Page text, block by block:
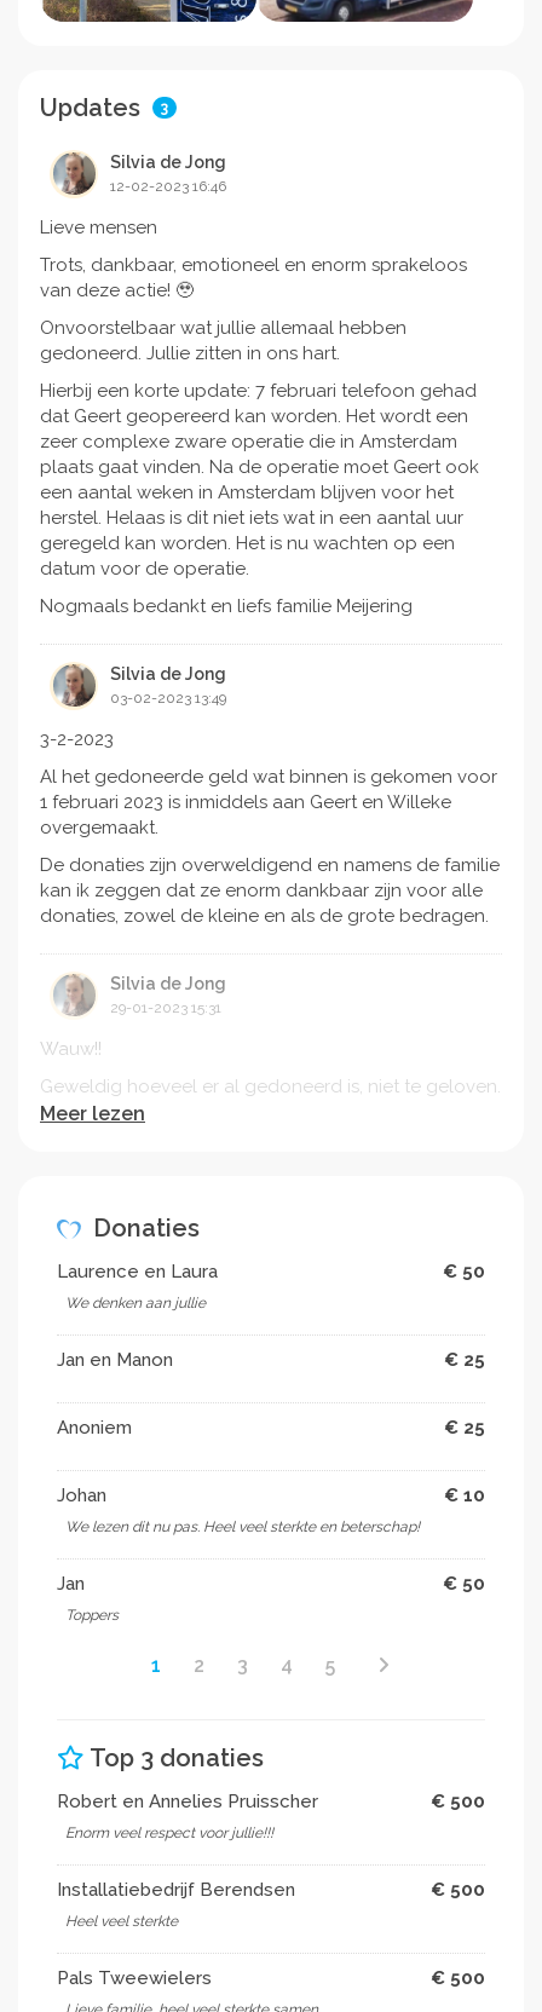
Updates 3
Silvia de Jong
12-02-2023 16:46
Lieve mensen
Trots, dankbaar, emotioneel en enorm sprakeloos
van deze actie! 🥹
Onvoorstelbaar wat jullie allemaal hebben
gedoneerd. Jullie zitten in ons hart.
Hierbij een korte update: 7 februari telefoon gehad
dat Geert geopereerd kan worden. Het wordt een
zeer complexe zware operatie die in Amsterdam
plaats gaat vinden. Na de operatie moet Geert ook
een aantal weken in Amsterdam blijven voor het
herstel. Helaas is dit niet iets wat in een aantal uur
geregeld kan worden. Het is nu wachten op een
datum voor de operatie.
Nogmaals bedankt en liefs familie Meijering
Silvia de Jong
03-02-2023 13:49
3-2-2023
Al het gedoneerde geld wat binnen is gekomen voor
1 februari 2023 is inmiddels aan Geert en Willeke
overgemaakt.
De donaties zijn overweldigend en namens de familie
kan ik zeggen dat ze enorm dankbaar zijn voor alle
donaties, zowel de kleine en als de grote bedragen.
Silvia de Jong
29-01-2023 15:31
Wauw!!
Geweldig hoeveel er al gedoneerd is, niet te geloven.
Wij zijn onder de indruk en Geert en Willeke en het
Meer lezen
Donaties
Laurence en Laura € 50
We denken aan jullie
Jan en Manon € 25
Anoniem € 25
Johan € 10
We lezen dit nu pas. Heel veel sterkte en beterschap!
Jan € 50
Toppers
1 2 3 4 5
Top 3 donaties
Robert en Annelies Pruisscher € 500
Enorm veel respect voor jullie!!!
Installatiebedrijf Berendsen € 500
Heel veel sterkte
Pals Tweewielers € 500